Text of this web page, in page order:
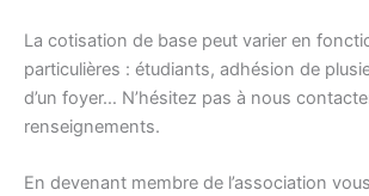
La cotisation de base peut varier en
particulières : étudiants, adhésion de
d’un foyer… N’hésitez pas à nous
renseignements.
En devenant membre de l’association